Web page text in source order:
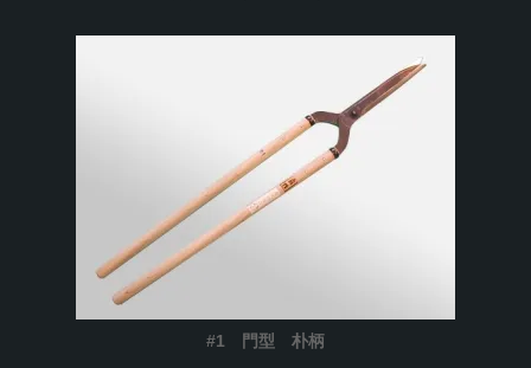
#1 門型 朴柄